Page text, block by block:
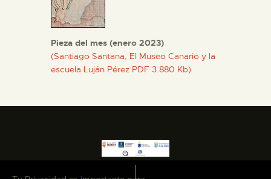
Pieza del mes (enero 2023)
(Santiago Santana, El Museo Canario y la
escuela Luján Pérez PDF 3.880 Kb)